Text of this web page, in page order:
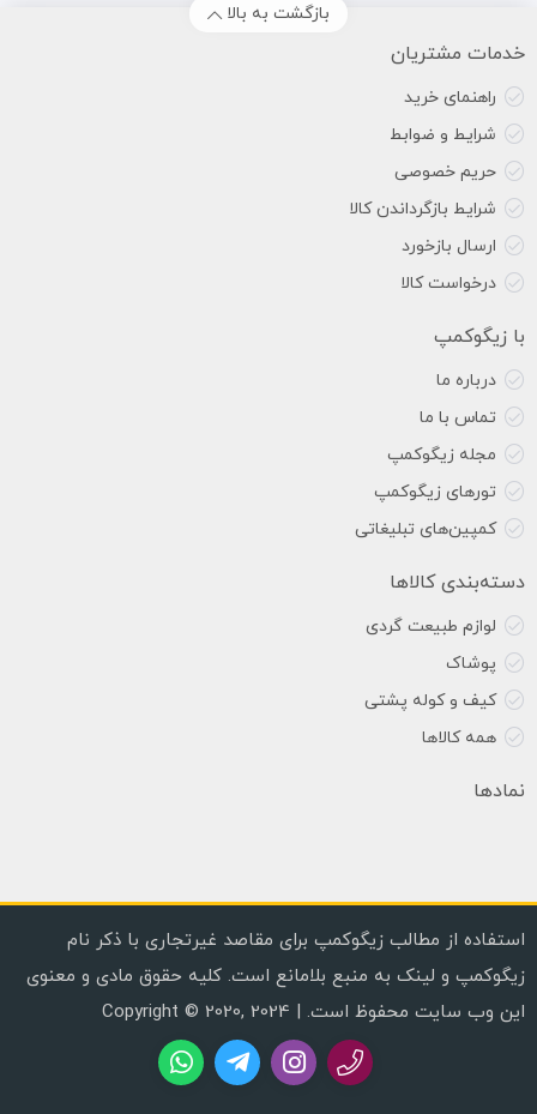
بازگشت به بالا
خدمات مشتریان
راهنمای خرید
شرایط و ضوابط
حریم خصوصی
شرایط بازگرداندن کالا
ارسال بازخورد
درخواست کالا
با زیگوکمپ
درباره ما
تماس با ما
مجله زیگوکمپ
تورهای زیگوکمپ
کمپین‌های تبلیغاتی
دسته‌بندی کالاها
لوازم طبیعت گردی
پوشاک
کیف و کوله پشتی
همه کالاها
نمادها
استفاده از مطالب زیگوکمپ برای مقاصد غیرتجاری با ذکر نام
زیگوکمپ و لینک به منبع بلامانع است. کلیه حقوق مادی و معنوی
این وب سایت محفوظ است. | Copyright © 2020, 2024